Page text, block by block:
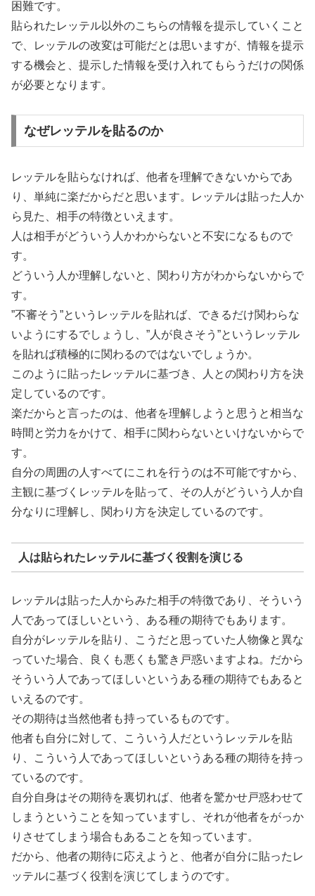
困難です。
貼られたレッテル以外のこちらの情報を提示していくこと
で、レッテルの改変は可能だとは思いますが、情報を提示
する機会と、提示した情報を受け入れてもらうだけの関係
が必要となります。
なぜレッテルを貼るのか
レッテルを貼らなければ、他者を理解できないからであ
り、単純に楽だからだと思います。レッテルは貼った人か
ら見た、相手の特徴といえます。
人は相手がどういう人かわからないと不安になるもので
す。
どういう人か理解しないと、関わり方がわからないからで
す。
”不審そう”というレッテルを貼れば、できるだけ関わらな
いようにするでしょうし、”人が良さそう”というレッテル
を貼れば積極的に関わるのではないでしょうか。
このように貼ったレッテルに基づき、人との関わり方を決
定しているのです。
楽だからと言ったのは、他者を理解しようと思うと相当な
時間と労力をかけて、相手に関わらないといけないからで
す。
自分の周囲の人すべてにこれを行うのは不可能ですから、
主観に基づくレッテルを貼って、その人がどういう人か自
分なりに理解し、関わり方を決定しているのです。
人は貼られたレッテルに基づく役割を演じる
レッテルは貼った人からみた相手の特徴であり、そういう
人であってほしいという、ある種の期待でもあります。
自分がレッテルを貼り、こうだと思っていた人物像と異な
っていた場合、良くも悪くも驚き戸惑いますよね。だから
そういう人であってほしいというある種の期待でもあると
いえるのです。
その期待は当然他者も持っているものです。
他者も自分に対して、こういう人だというレッテルを貼
り、こういう人であってほしいというある種の期待を持っ
ているのです。
自分自身はその期待を裏切れば、他者を驚かせ戸惑わせて
しまうということを知っていますし、それが他者をがっか
りさせてしまう場合もあることを知っています。
だから、他者の期待に応えようと、他者が自分に貼ったレ
ッテルに基づく役割を演じてしまうのです。